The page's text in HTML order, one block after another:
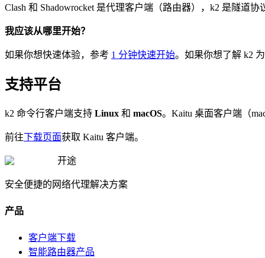
Clash 和 Shadowrocket 是代理客户端（路由器），k2 是隧道
我应该从哪里开始？
如果你想快速体验，参考 1 分钟快速开始。如果你想了解 k2
支持平台
k2 命令行客户端支持 Linux 和 macOS。Kaitu 桌面客户端（
前往下载页面获取 Kaitu 客户端。
开途
安全便捷的网络代理解决方案
产品
客户端下载
智能路由器产品